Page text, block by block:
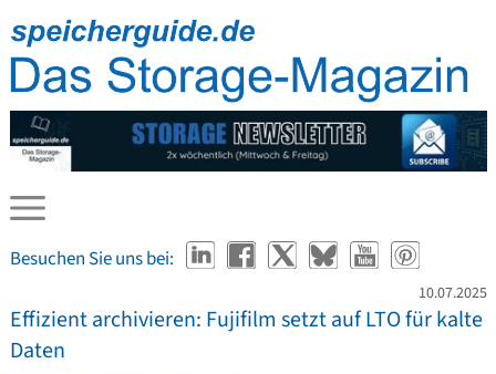
Besuchen Sie uns bei:
10.07.2025
Effizient archivieren: Fujifilm setzt auf LTO für kalte
Daten